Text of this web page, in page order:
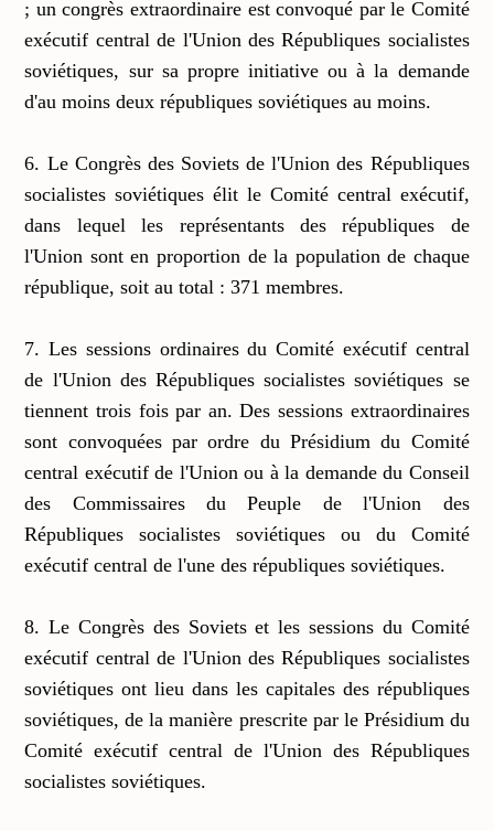
; un congrès extraordinaire est convoqué par le Comité
exécutif central de l'Union des Républiques socialistes
soviétiques, sur sa propre initiative ou à la demande
d'au moins deux républiques soviétiques au moins.
6. Le Congrès des Soviets de l'Union des Républiques
socialistes soviétiques élit le Comité central exécutif,
dans lequel les représentants des républiques de
l'Union sont en proportion de la population de chaque
république, soit au total : 371 membres.
7. Les sessions ordinaires du Comité exécutif central
de l'Union des Républiques socialistes soviétiques se
tiennent trois fois par an. Des sessions extraordinaires
sont convoquées par ordre du Présidium du Comité
central exécutif de l'Union ou à la demande du Conseil
des Commissaires du Peuple de l'Union des
Républiques socialistes soviétiques ou du Comité
exécutif central de l'une des républiques soviétiques.
8. Le Congrès des Soviets et les sessions du Comité
exécutif central de l'Union des Républiques socialistes
soviétiques ont lieu dans les capitales des républiques
soviétiques, de la manière prescrite par le Présidium du
Comité exécutif central de l'Union des Républiques
socialistes soviétiques.